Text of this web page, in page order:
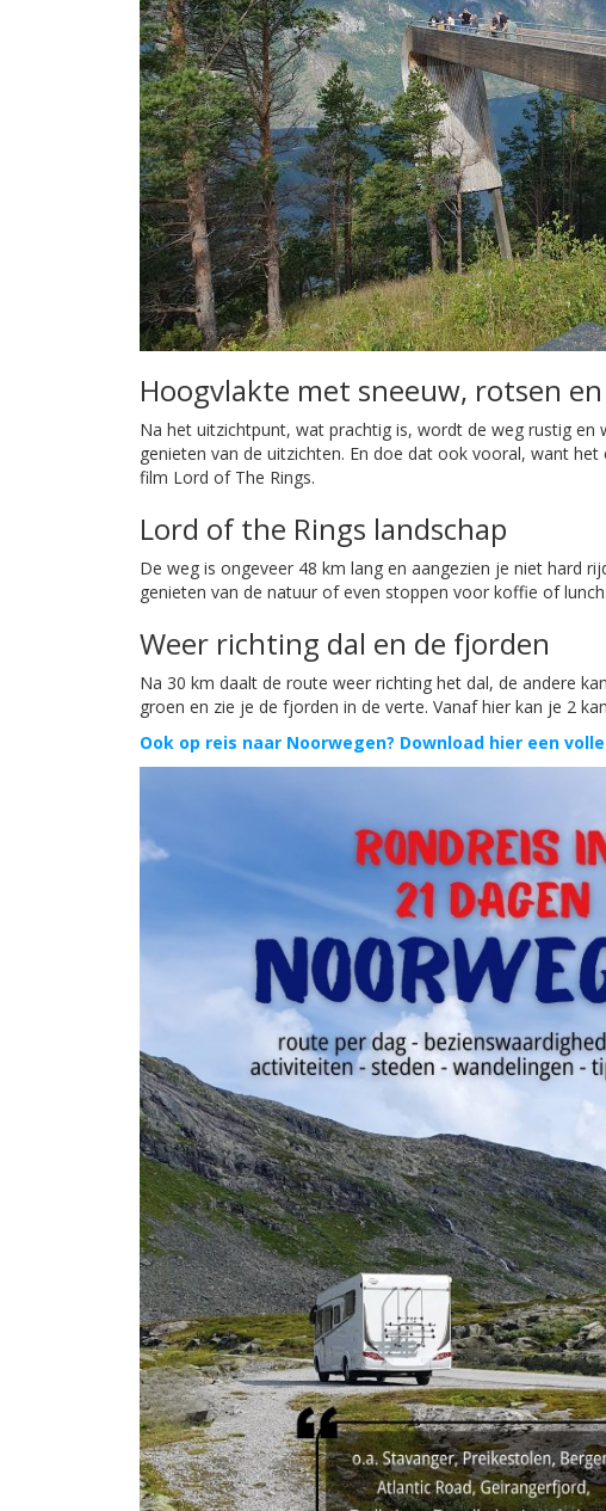
Hoogvlakte met sneeuw, rotsen
Na het uitzichtpunt, wat prachtig is, wordt de weg rustig
genieten van de uitzichten. En doe dat ook vooral, want
film Lord of The Rings.
Lord of the Rings landschap
De weg is ongeveer 48 km lang en aangezien je niet hard
genieten van de natuur of even stoppen voor koffie of
Weer richting dal en de fjorden
Na 30 km daalt de route weer richting het dal, de andere
groen en zie je de fjorden in de verte. Vanaf hier kan je 2
Ook op reis naar Noorwegen? Download hier een